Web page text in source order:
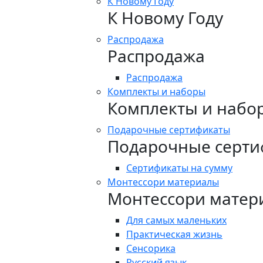
К Новому Году
Распродажа
Распродажа
Распродажа
Комплекты и наборы
Комплекты и
Подарочные сертификаты
Подарочные
Сертификаты на сумму
Монтессори материалы
Монтессори
Для самых маленьких
Практическая жизнь
Сенсорика